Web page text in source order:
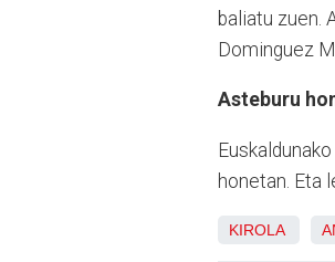
baliatu zuen.
Dominguez
Asteburu
honetan. Eta
KIROLA